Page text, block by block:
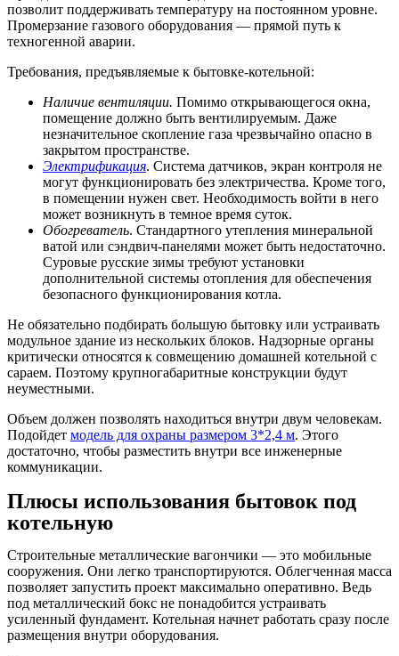
позволит поддерживать температуру на постоянном уровне.
Промерзание газового оборудования — прямой путь к
техногенной аварии.
Требования, предъявляемые к бытовке-котельной:
Наличие вентиляции. Помимо открывающегося окна,
помещение должно быть вентилируемым. Даже
незначительное скопление газа чрезвычайно опасно в
закрытом пространстве.
Электрификация. Система датчиков, экран контроля не
могут функционировать без электричества. Кроме того,
в помещении нужен свет. Необходимость войти в него
может возникнуть в темное время суток.
Обогреватель. Стандартного утепления минеральной
ватой или сэндвич-панелями может быть недостаточно.
Суровые русские зимы требуют установки
дополнительной системы отопления для обеспечения
безопасного функционирования котла.
Не обязательно подбирать большую бытовку или устраивать
модульное здание из нескольких блоков. Надзорные органы
критически относятся к совмещению домашней котельной с
сараем. Поэтому крупногабаритные конструкции будут
неуместными.
Объем должен позволять находиться внутри двум человекам.
Подойдет модель для охраны размером 3*2,4 м. Этого
достаточно, чтобы разместить внутри все инженерные
коммуникации.
Плюсы использования бытовок под
котельную
Строительные металлические вагончики — это мобильные
сооружения. Они легко транспортируются. Облегченная масса
позволяет запустить проект максимально оперативно. Ведь
под металлический бокс не понадобится устраивать
усиленный фундамент. Котельная начнет работать сразу после
размещения внутри оборудования.